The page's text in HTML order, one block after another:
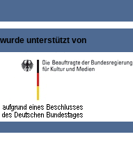
wurde unterstützt von